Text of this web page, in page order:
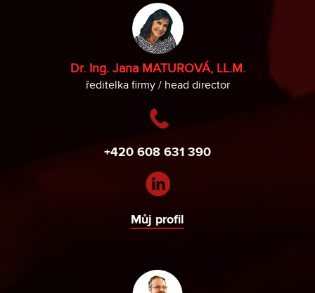
Dr. Ing. Jana MATUROVÁ, LL.M.
ředitelka firmy / head director
+420 608 631 390
Můj profil